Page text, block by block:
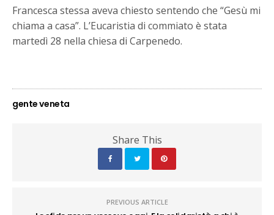
Francesca stessa aveva chiesto sentendo che “Gesù mi
chiama a casa”. L’Eucaristia di commiato è stata
martedì 28 nella chiesa di Carpenedo.
gente veneta
Share This
PREVIOUS ARTICLE